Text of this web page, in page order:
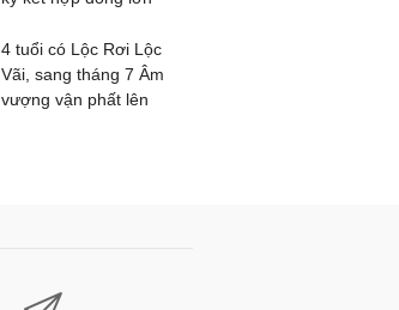
4 tuổi có Lộc Rơi Lộc
Vãi, sang tháng 7 Âm
vượng vận phất lên